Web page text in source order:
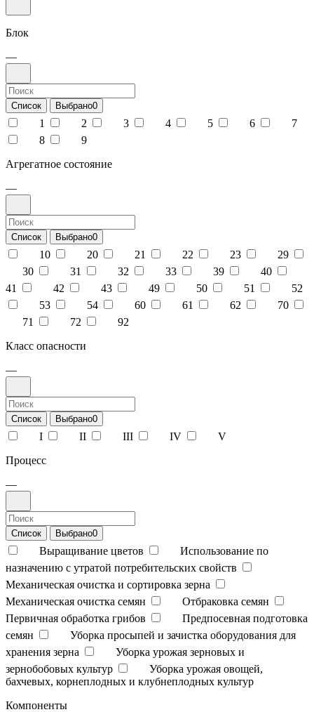
Блок
—
Список Выбрано0
1 2 3 4 5 6
7
8
9
Агрегатное состояние
—
Список Выбрано0
10 20 21 22 23
29
30
31 32 33 39
40
41
42 43 49 50 51
52
53
54 60 61 62
70
71
72
92
Класс опасности
—
Список Выбрано0
I II III IV
V
Процесс
—
Список Выбрано0
Выращивание цветов
Использование по
назначению с утратой потребительских свойств
Механическая очистка и сортировка зерна
Механическая очистка семян
Отбраковка семян
Первичная обработка грибов
Предпосевная подготовка
семян
Уборка просыпей и зачистка оборудования для
хранения зерна
Уборка урожая зерновых и
зернобобовых культур
Уборка урожая овощей,
бахчевых, корнеплодных и клубнеплодных культур
Компоненты